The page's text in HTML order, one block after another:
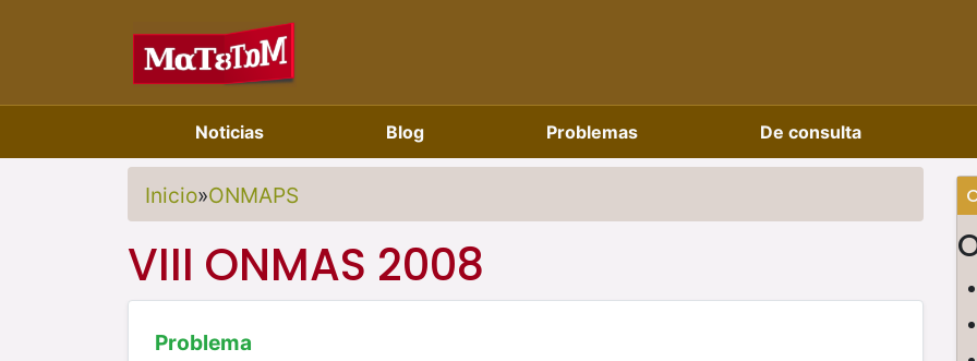
Noticias Blog Problemas De consulta
Inicio»ONMAPS
VIII ONMAS 2008
Problema